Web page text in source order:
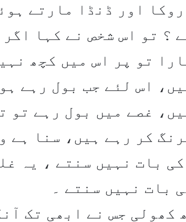
اور ڈنڈا مارتے
؟ تو اس شخص نے کہا
تو پر اس میں کچھ
اس لئے جب بول رہے
غصے میں بول رہے تو
کر رہے ہیں، سنا ہے
کی بات نہیں سنتے ، یہ
بات نہیں سنتے ۔
کھولی جس نے ابھی تک